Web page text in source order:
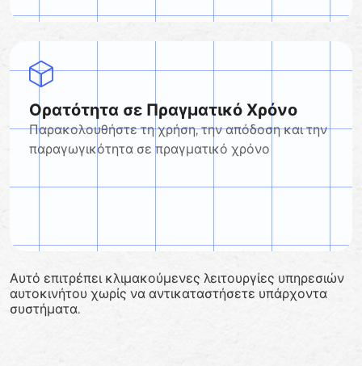
Ορατότητα σε Πραγματικό Χρόνο
Παρακολουθήστε τη χρήση, την απόδοση και την
παραγωγικότητα σε πραγματικό χρόνο
Αυτό επιτρέπει κλιμακούμενες λειτουργίες υπηρεσιών
αυτοκινήτου χωρίς να αντικαταστήσετε υπάρχοντα
συστήματα.